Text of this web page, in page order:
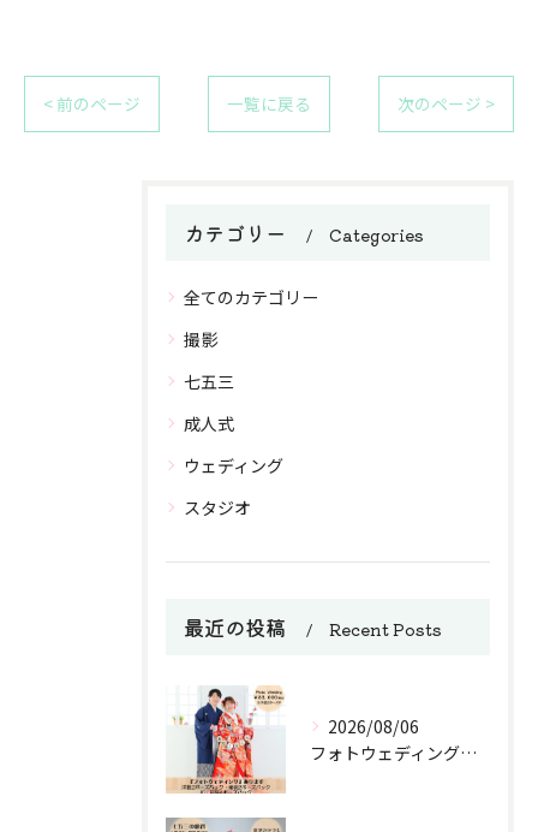
< 前のページ 一覧に戻る 次のページ >
カテゴリー Categories
全てのカテゴリー
撮影
七五三
成人式
ウェディング
スタジオ
最近の投稿 Recent Posts
2026/08/06
フォトウェディングのご紹介